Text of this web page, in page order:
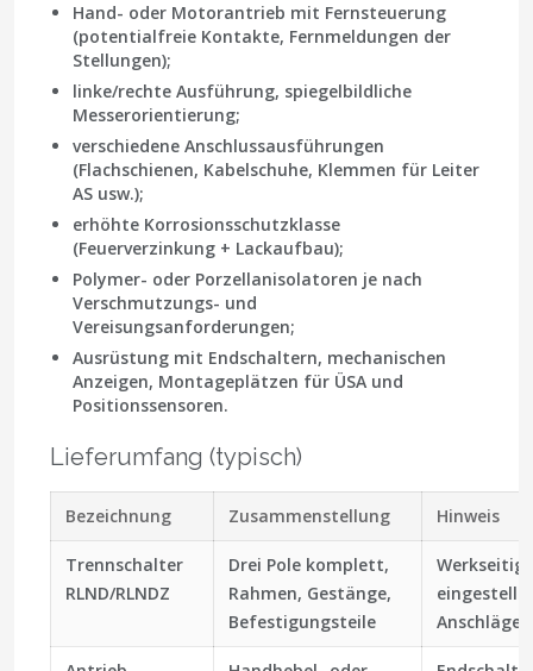
Hand- oder Motorantrieb mit Fernsteuerung
(potentialfreie Kontakte, Fernmeldungen der
Stellungen);
linke/rechte Ausführung, spiegelbildliche
Messerorientierung;
verschiedene Anschlussausführungen
(Flachschienen, Kabelschuhe, Klemmen für Leiter
AS usw.);
erhöhte Korrosionsschutzklasse
(Feuerverzinkung + Lackaufbau);
Polymer- oder Porzellanisolatoren je nach
Verschmutzungs- und
Vereisungsanforderungen;
Ausrüstung mit Endschaltern, mechanischen
Anzeigen, Montageplätzen für ÜSA und
Positionssensoren.
Lieferumfang (typisch)
Bezeichnung Zusammenstellung Hinweis
Trennschalter
RLND/RLNDZ
Drei Pole komplett,
Rahmen, Gestänge,
Befestigungsteile
Werkseitig
Anschläge